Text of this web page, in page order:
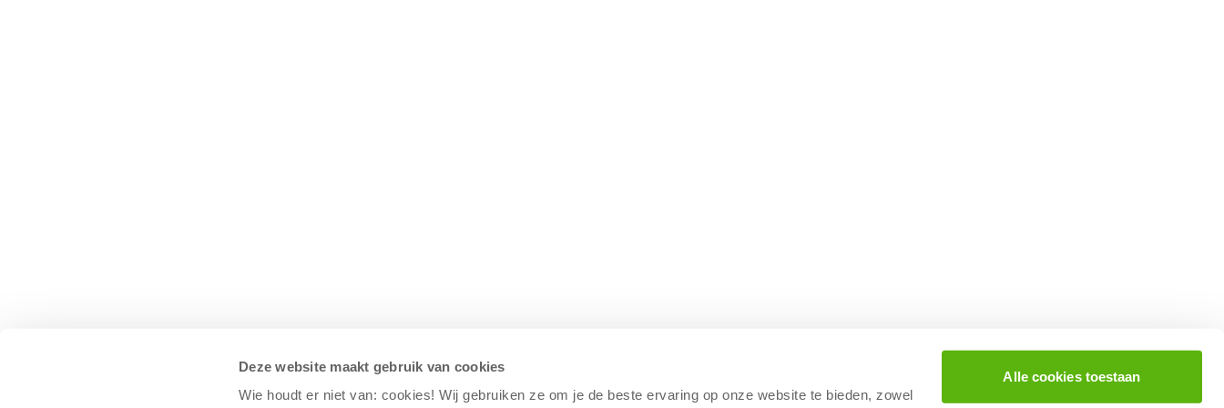
Deze website maakt gebruik van cookies
Wie houdt er niet van: cookies! Wij gebruiken ze om je de beste ervaring op onze website te bieden, zowel
Alle cookies toestaan